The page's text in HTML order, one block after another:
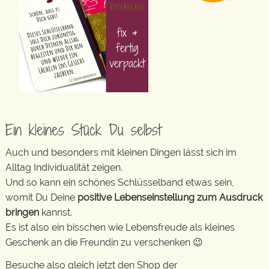
Ein kleines Stück Du selbst
Auch und besonders mit kleinen Dingen lässt sich im
Alltag Individualität zeigen.
Und so kann ein schönes Schlüsselband etwas sein,
womit Du Deine positive Lebenseinstellung zum Ausdruck
bringen kannst.
Es ist also ein bisschen wie Lebensfreude als kleines
Geschenk an die Freundin zu verschenken 😉
Besuche also gleich jetzt den Shop der